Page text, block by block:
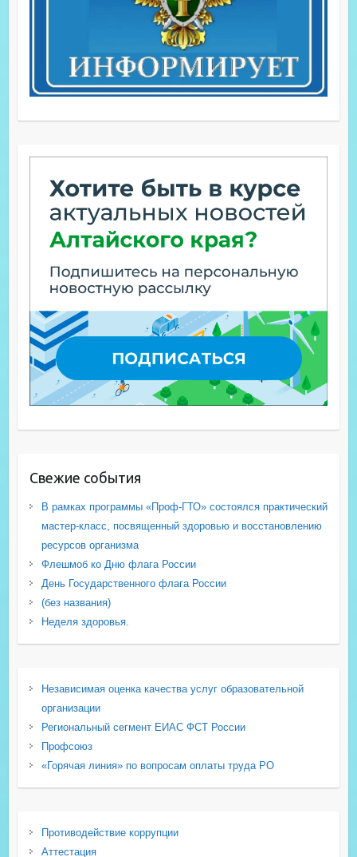
Свежие события
В рамках программы «Проф-ГТО» состоялся практический
мастер-класс, посвященный здоровью и восстановлению
ресурсов организма
Флешмоб ко Дню флага России
День Государственного флага России
(без названия)
Неделя здоровья.
Независимая оценка качества услуг образовательной
организации
Региональный сегмент ЕИАС ФСТ России
Профсоюз
«Горячая линия» по вопросам оплаты труда РО
Противодействие коррупции
Аттестация